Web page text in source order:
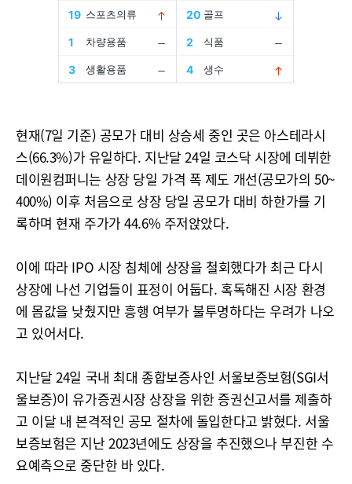
현재(7일 기준) 공모가 대비 상승세 중인 곳은 아스테라시
스(66.3%)가 유일하다. 지난달 24일 코스닥 시장에 데뷔한
데이원컴퍼니는 상장 당일 가격 폭 제도 개선(공모가의 50~
400%) 이후 처음으로 상장 당일 공모가 대비 하한가를 기
록하며 현재 주가가 44.6% 주저앉았다.
이에 따라 IPO 시장 침체에 상장을 철회했다가 최근 다시
상장에 나선 기업들이 표정이 어둡다. 혹독해진 시장 환경
에 몸값을 낮췄지만 흥행 여부가 불투명하다는 우려가 나오
고 있어서다.
지난달 24일 국내 최대 종합보증사인 서울보증보험(SGI서
울보증)이 유가증권시장 상장을 위한 증권신고서를 제출하
고 이달 내 본격적인 공모 절차에 돌입한다고 밝혔다. 서울
보증보험은 지난 2023년에도 상장을 추진했으나 부진한 수
요예측으로 중단한 바 있다.